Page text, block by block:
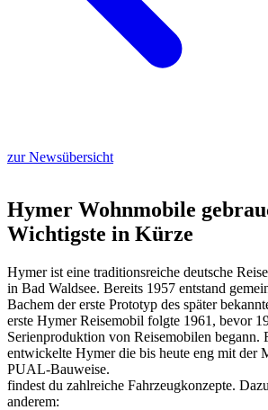
zur Newsübersicht
Hymer Wohnmobile
Wichtigste in Kürze
Hymer ist eine traditionsreiche deutsche
in Bad Waldsee. Bereits 1957 entstand
Bachem der erste Prototyp des später
erste Hymer Reisemobil folgte 1961, bevor
Serienproduktion von Reisemobilen begann.
entwickelte Hymer die bis heute eng mit der
PUAL-Bauweise.
findest du zahlreiche Fahrzeugkonzepte.
anderem: